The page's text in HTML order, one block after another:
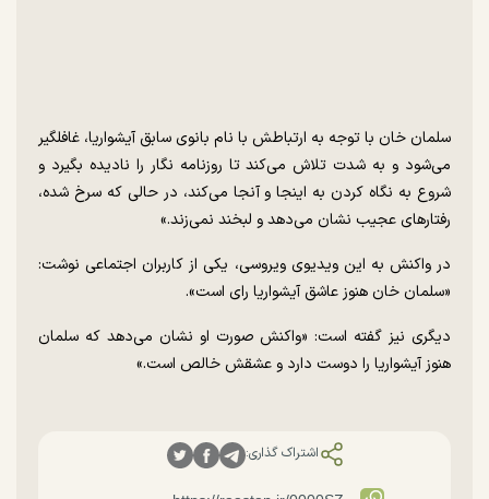
سلمان خان با توجه به ارتباطش با نام بانوی سابق آیشواریا، غافلگیر
می‌شود و به شدت تلاش می‌کند تا روزنامه نگار را نادیده بگیرد و
شروع به نگاه کردن به اینجا و آنجا می‌کند، در حالی که سرخ شده،
رفتار‌های عجیب نشان می‌دهد و لبخند نمی‌زند.»
در واکنش به این ویدیوی ویروسی، یکی از کاربران اجتماعی نوشت:
«سلمان خان هنوز عاشق آیشواریا رای است».
دیگری نیز گفته است: «واکنش صورت او نشان می‌دهد که سلمان
هنوز آیشواریا را دوست دارد و عشقش خالص است.»
اشتراک گذاری: